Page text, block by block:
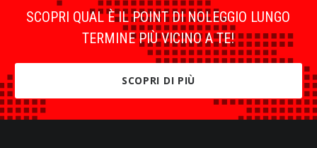
SCOPRI QUAL È IL POINT DI NOLEGGIO LUNGO
TERMINE PIÙ VICINO A TE!
SCOPRI DI PIÙ